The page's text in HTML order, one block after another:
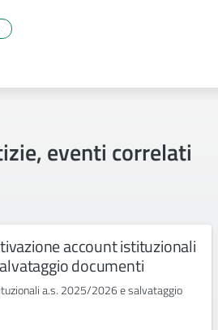
eventi correlati
account istituzionali
documenti
a.s. 2025/2026 e salvataggio